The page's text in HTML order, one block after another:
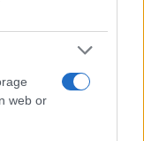
web or
συμφωνίας
Ελλάδας –
η
GSI